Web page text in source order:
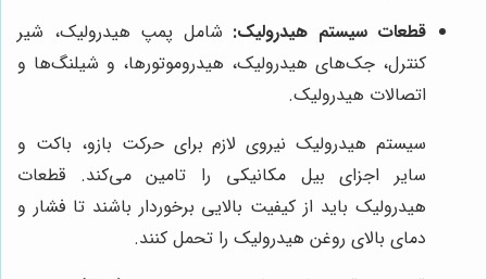
قطعات سیستم هیدرولیک: شامل پمپ هیدرولیک، شیر
کنترل، جک‌های هیدرولیک، هیدروموتورها، و شیلنگ‌ها و
اتصالات هیدرولیک.
سیستم هیدرولیک نیروی لازم برای حرکت بازو، باکت و
سایر اجزای بیل مکانیکی را تامین می‌کند. قطعات
هیدرولیک باید از کیفیت بالایی برخوردار باشند تا فشار و
دمای بالای روغن هیدرولیک را تحمل کنند.